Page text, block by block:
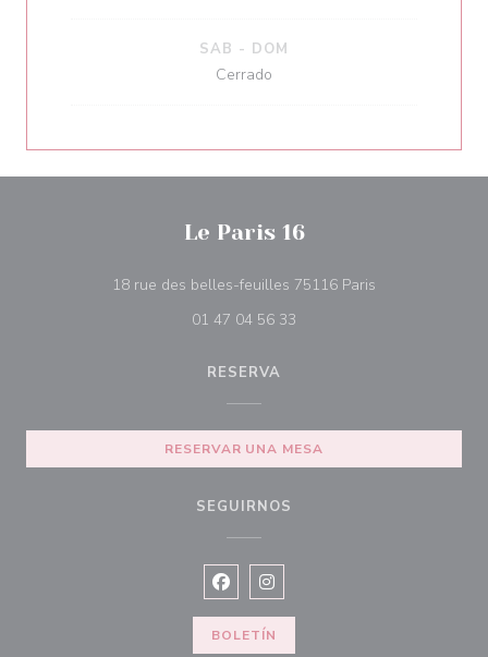
SAB - DOM
Cerrado
Le Paris 16
18 rue des belles-feuilles 75116 Paris
01 47 04 56 33
RESERVA
RESERVAR UNA MESA
SEGUIRNOS
Facebook ((abre en una nueva
Instagram ((abre en una
BOLETÍN